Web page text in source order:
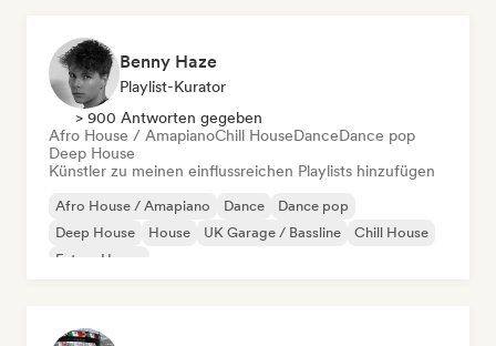
Benny Haze
Playlist-Kurator
> 900 Antworten gegeben
Afro House / AmapianoChill HouseDanceDance pop
Deep House
Künstler zu meinen einflussreichen Playlists hinzufügen
Afro House / Amapiano Dance
Dance pop
Deep House
House UK Garage / Bassline
Chill House
Future House